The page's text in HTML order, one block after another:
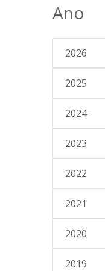
Ano
2026
2025
2024
2023
2022
2021
2020
2019